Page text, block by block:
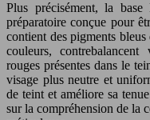
Plus précisément, la
préparatoire conçue pour
contient des pigments
couleurs,
rouges présentes dans le
visage plus neutre et
de teint et améliore sa
sur la compréhension de la